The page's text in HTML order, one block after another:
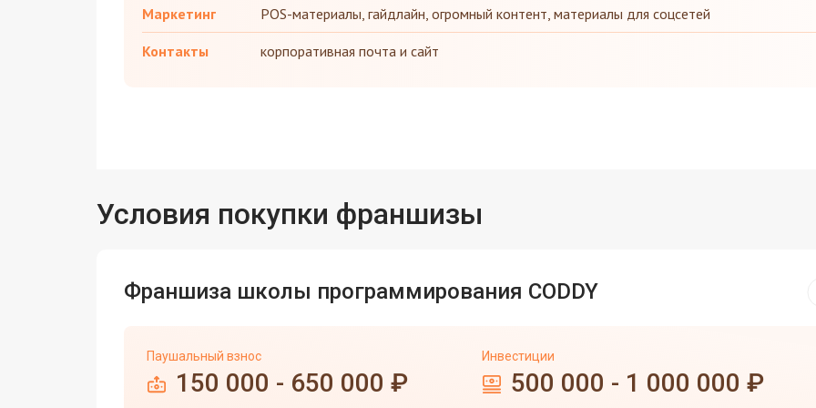
Маркетинг POS-материалы, гайдлайн, огромный контент, материалы для соцсетей
Контакты корпоративная почта и сайт
Условия покупки франшизы
Франшиза школы программирования CODDY
Паушальный взнос
150 000 - 650 000 ₽
Инвестиции
500 000 - 1 000 000 ₽